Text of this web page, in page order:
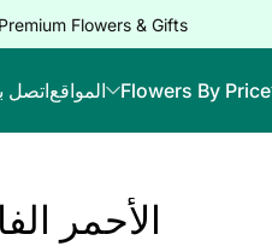
Premium Flowers & Gifts💐
Flowers By Price المواقعاتصل
الأحمر